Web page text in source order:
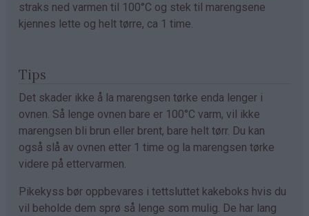
straks ned varmen til 100°C og stek til marengsene
kjennes lette og helt tørre, ca 1 time.
Tips
Det skader ikke å la marengsen tørke enda lenger i
ovnen. Så lenge ovnen bare er 100°C varm, vil ikke
marengsen bli brun eller brent, bare helt tørr. Du kan
også slå av ovnen etter 1 time og la marengsen tørke
videre på ettervarmen.
Pikekyss bør oppbevares i tettsluttet kakeboks hvis du
vil beholde dem sprø så lenge som mulig. De har lang